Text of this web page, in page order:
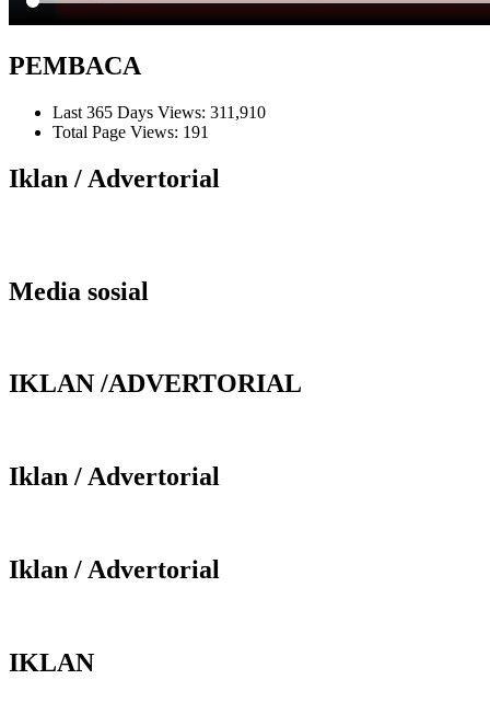
PEMBACA
Last 365 Days Views: 311,910
Total Page Views: 191
Iklan / Advertorial
Media sosial
IKLAN /ADVERTORIAL
Iklan / Advertorial
Iklan / Advertorial
IKLAN